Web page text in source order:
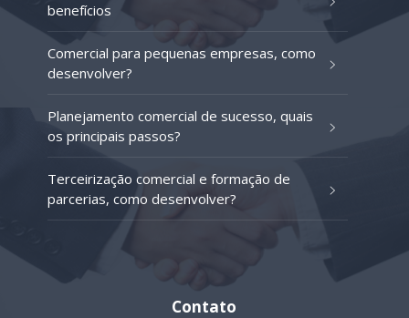
benefícios
Comercial para pequenas empresas, como
desenvolver?
Planejamento comercial de sucesso, quais
os principais passos?
Terceirização comercial e formação de
parcerias, como desenvolver?
Contato